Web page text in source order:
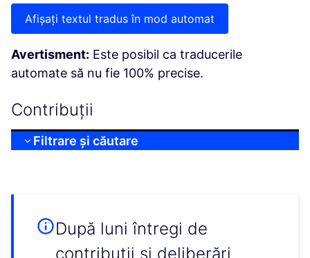
Afișați textul tradus în mod automat
Avertisment: Este posibil ca traducerile
automate să nu fie 100% precise.
Contribuții
Filtrare și căutare
După luni întregi de
contribuții și deliberări